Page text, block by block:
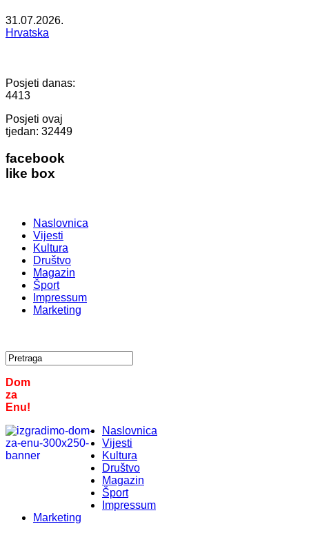
31.07.2026.
Hrvatska
Posjeti danas:
4413
Posjeti ovaj
tjedan: 32449
facebook
like box
Naslovnica
Vijesti
Kultura
Društvo
Magazin
Šport
Impressum
Marketing
Dom
za
Enu!
Naslovnica
Vijesti
Kultura
Društvo
Magazin
Šport
Impressum
Marketing